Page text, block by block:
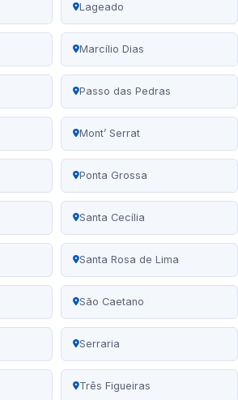
Lageado
Marcílio Dias
Passo das Pedras
Mont’ Serrat
Ponta Grossa
Santa Cecília
Santa Rosa de Lima
São Caetano
Serraria
Três Figueiras